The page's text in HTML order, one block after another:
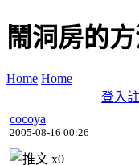
鬧洞房的
Home Home
登入
cocoya
2005-08-16 00:26
x0